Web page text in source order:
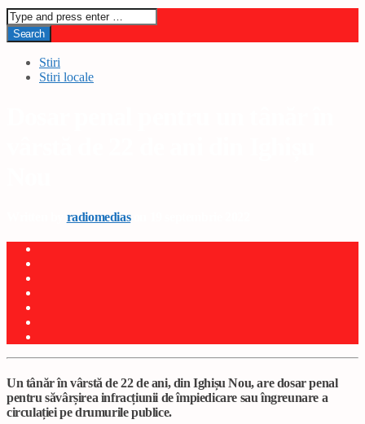
Stiri
Stiri locale
radiomediason 19 septembrie 2022
Un tânăr în vârstă de 22 de ani, din Ighișu Nou, are dosar penal
pentru săvârșirea infracțiunii de împiedicare sau îngreunare a
circulației pe drumurile publice.